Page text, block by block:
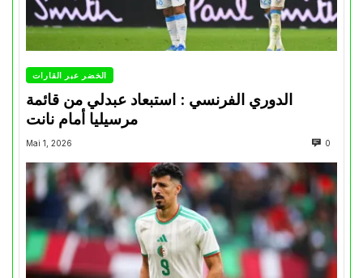
الخضر عبر القارات
الدوري الفرنسي : استبعاد عبدلي من قائمة
مرسيليا أمام نانت
Mai 1, 2026 0